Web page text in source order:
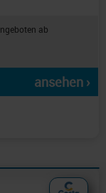
ab
ansehen ›